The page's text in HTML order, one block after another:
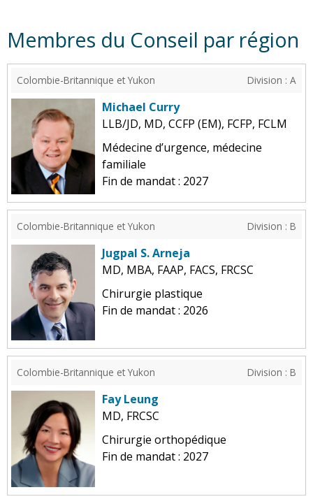
Membres du Conseil par région
Colombie-Britannique et Yukon Division : A
Michael Curry
LLB/JD, MD, CCFP (EM), FCFP, FCLM
Médecine d’urgence, médecine
familiale
Fin de mandat : 2027
Colombie-Britannique et Yukon Division : B
Jugpal S. Arneja
MD, MBA, FAAP, FACS, FRCSC
Chirurgie plastique
Fin de mandat : 2026
Colombie-Britannique et Yukon Division : B
Fay Leung
MD, FRCSC
Chirurgie orthopédique
Fin de mandat : 2027